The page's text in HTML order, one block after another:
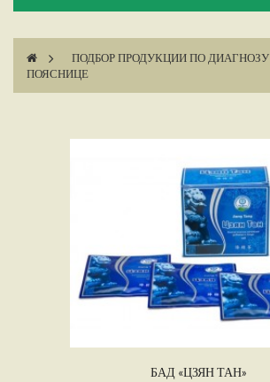
> ПОДБОР ПРОДУКЦИИ ПО ДИАГНОЗУ
ПОЯСНИЦЕ
БАД «ЦЗЯН ТАН»